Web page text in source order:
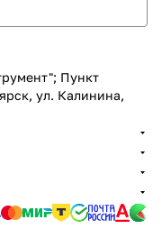
Пункт
ул. Калинина,